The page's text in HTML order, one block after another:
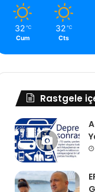
32 ℃
Cum
32 ℃
Cts
Rastgele